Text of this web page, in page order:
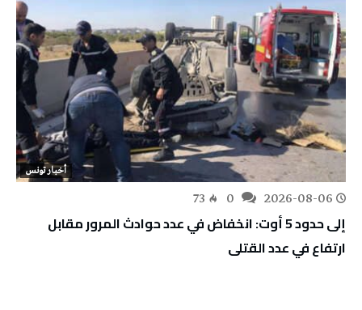
أخبار تونس
2026-08-06
73
إلى حدود 5 أوت: انخفاض في عدد حوادث المرور مقابل
ارتفاع في عدد القتلى